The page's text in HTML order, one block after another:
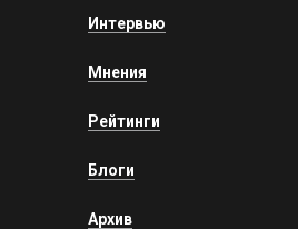
Интервью
Мнения
Рейтинги
Блоги
Архив